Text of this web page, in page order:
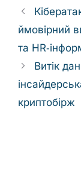
ймовірний
та
Витік
криптобірж